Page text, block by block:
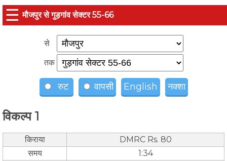
☰ मौजपुर से गुड़गांव सेक्टर 55-66
से
तक
रुट वापसी English नक्शा
विकल्प 1
किराया
DMRC Rs. 80
समय
1:34